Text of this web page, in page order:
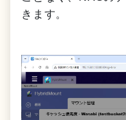
きます。